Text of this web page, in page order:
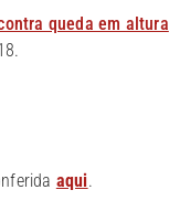
queda em altura
aqui.